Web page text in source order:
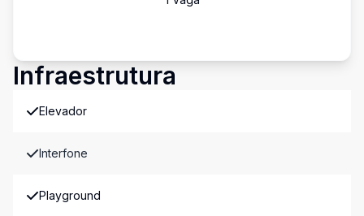
Infraestrutura
Elevador
Interfone
Playground